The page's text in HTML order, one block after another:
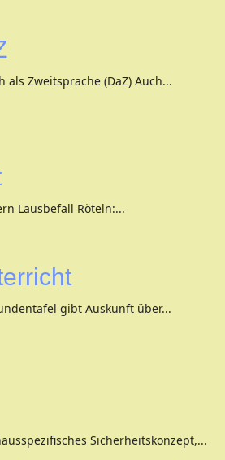
als Zweitsprache (DaZ) Auch...
Lausbefall Röteln:...
gibt Auskunft über...
Sicherheitskonzept,...